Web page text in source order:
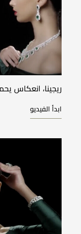
ريجينا، انعكاس
ابدأ الفيديو